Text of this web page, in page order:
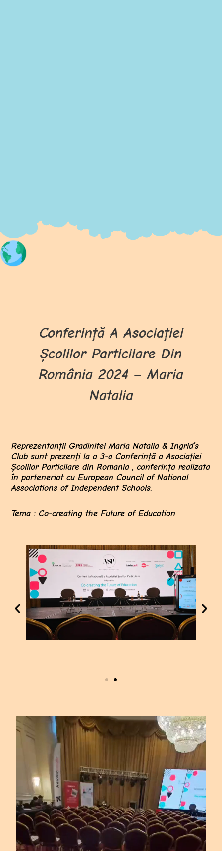
Conferință A Asociației
Școlilor Particilare Din
România 2024 – Maria
Natalia
Reprezentanții Gradinitei Maria Natalia & Ingrid’s
Club sunt prezenți la a 3-a Conferință a Asociației
Școlilor Particilare din Romania , conferința realizata
în parteneriat cu European Council of National
Associations of Independent Schools.
Tema : Co-creating the Future of Education